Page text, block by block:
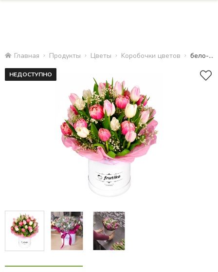
Главная Продукты Цветы Kоробочки цветов бело-розовые тюльпаны
НЕДОСТУПНО